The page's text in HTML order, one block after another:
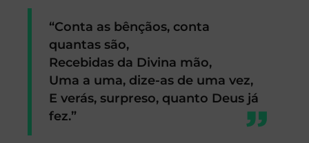
“Conta as bênçãos, conta
quantas são,
Recebidas da Divina mão,
Uma a uma, dize-as de uma vez,
E verás, surpreso, quanto Deus já
fez.”